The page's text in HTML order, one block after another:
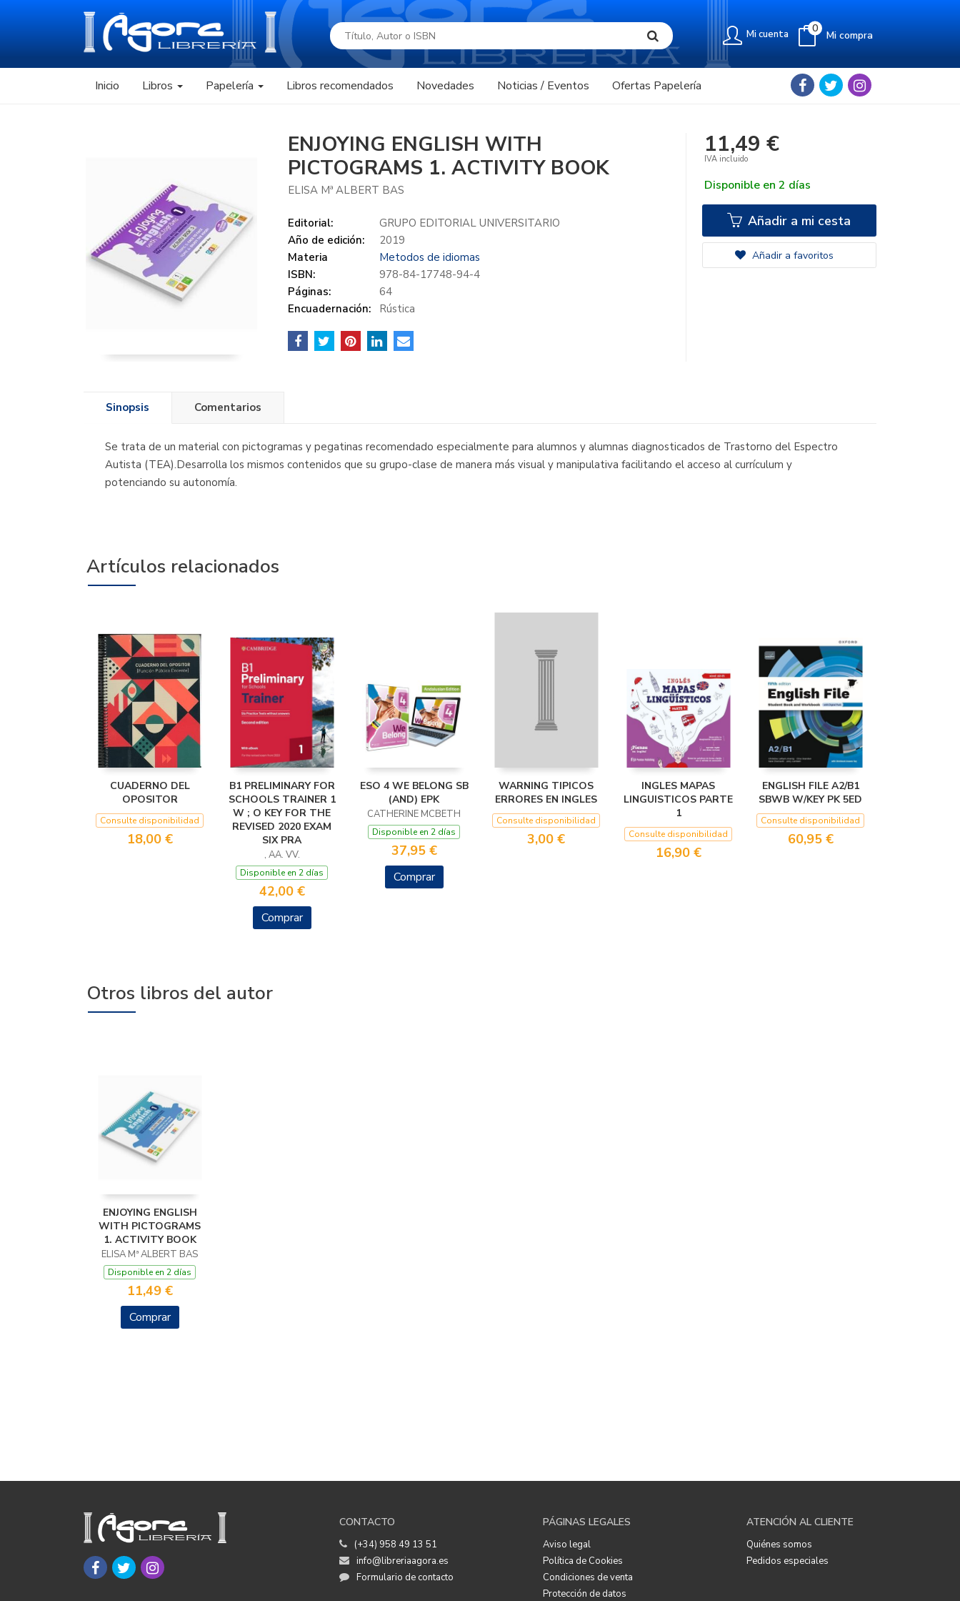
Mi cuenta Mi compra
0
Inicio Libros Papelería Libros recomendados Novedades Noticias / Eventos Ofertas Papelería
ENJOYING ENGLISH WITH
PICTOGRAMS 1. ACTIVITY BOOK
ELISA Mª ALBERT BAS
Editorial:
GRUPO EDITORIAL UNIVERSITARIO
Año de edición:
2019
Materia
Metodos de idiomas
ISBN:
978-84-17748-94-4
Páginas:
64
Encuadernación:
Rústica
11,49 €
IVA incluido
Disponible en 2 días
Añadir a mi cesta
Añadir a favoritos
Sinopsis Comentarios
Se trata de un material con pictogramas y pegatinas recomendado especialmente para alumnos y alumnas diagnosticados de Trastorno del Espectro
Autista (TEA).Desarrolla los mismos contenidos que su grupo-clase de manera más visual y manipulativa facilitando el acceso al currículum y
potenciando su autonomía.
Artículos relacionados
CUADERNO DEL
OPOSITOR
Consulte disponibilidad
18,00 €
B1 PRELIMINARY FOR
SCHOOLS TRAINER 1
W ; O KEY FOR THE
REVISED 2020 EXAM
SIX PRA
, AA. VV.
Disponible en 2 días
42,00 €
Comprar
ESO 4 WE BELONG SB
(AND) EPK
CATHERINE MCBETH
Disponible en 2 días
37,95 €
Comprar
WARNING TIPICOS
ERRORES EN INGLES
Consulte disponibilidad
3,00 €
INGLES MAPAS
LINGUISTICOS PARTE
1
Consulte disponibilidad
16,90 €
ENGLISH FILE A2/B1
SBWB W/KEY PK 5ED
Consulte disponibilidad
60,95 €
Otros libros del autor
ENJOYING ENGLISH
WITH PICTOGRAMS
1. ACTIVITY BOOK
ELISA Mª ALBERT BAS
Disponible en 2 días
11,49 €
Comprar
CONTACTO
(+34) 958 49 13 51
info@libreriaagora.es
Formulario de contacto
PÁGINAS LEGALES
Aviso legal
Política de Cookies
Condiciones de venta
Protección de datos
ATENCIÓN AL CLIENTE
Quiénes somos
Pedidos especiales